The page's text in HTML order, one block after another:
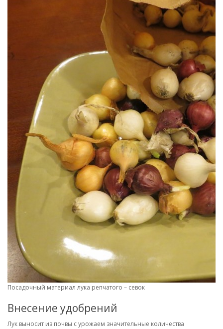
Посадочный материал лука репчатого – севок
Внесение удобрений
Лук выносит из почвы с урожаем значительные количества